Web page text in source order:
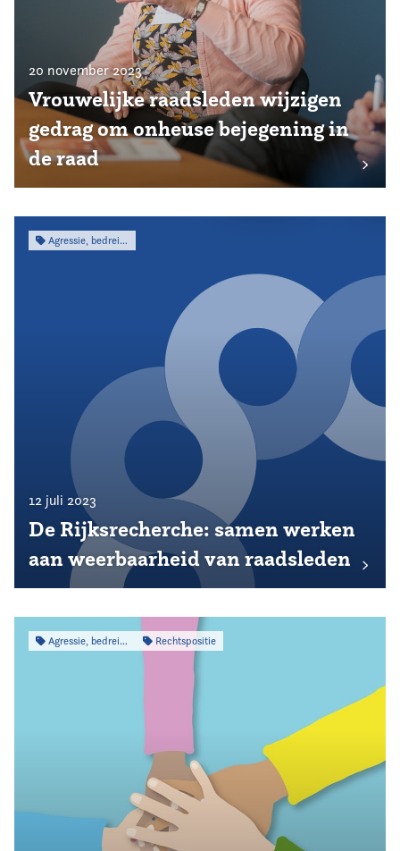
20 november 2023
Vrouwelijke raadsleden wijzigen
gedrag om onheuse bejegening in
de raad
Agressie, bedreiging & intimidatie
12 juli 2023
De Rijksrecherche: samen werken
aan weerbaarheid van raadsleden
Agressie, bedreiging & intimidatie Rechtspositie